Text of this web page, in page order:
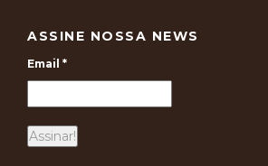
ASSINE NOSSA NEWS
Email *